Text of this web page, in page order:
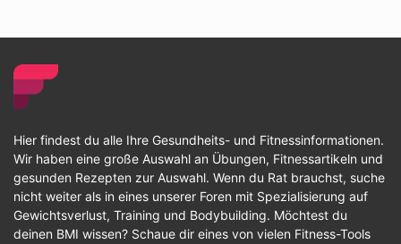
Hier findest du alle Ihre Gesundheits- und Fitnessinformationen.
Wir haben eine große Auswahl an Übungen, Fitnessartikeln und
gesunden Rezepten zur Auswahl. Wenn du Rat brauchst, suche
nicht weiter als in eines unserer Foren mit Spezialisierung auf
Gewichtsverlust, Training und Bodybuilding. Möchtest du
deinen BMI wissen? Schaue dir eines von vielen Fitness-Tools